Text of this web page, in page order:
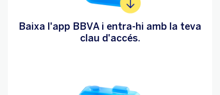
Baixa l'app BBVA i entra-hi amb la teva
clau d'accés.